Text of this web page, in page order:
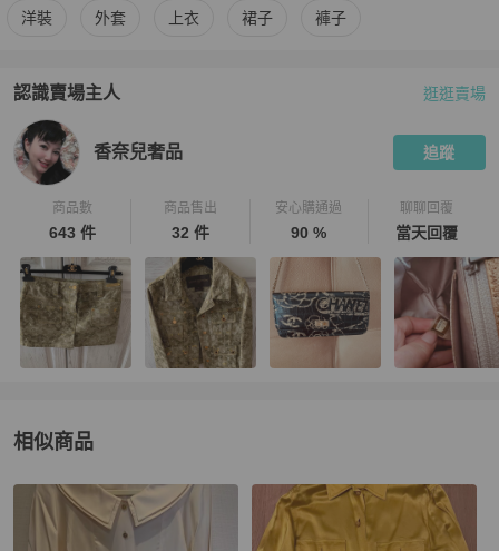
更多Chanel 女裝 相似商品推薦
洋裝 外套 上衣 裙子 褲子
認識賣場主人
PopChill 拍拍圈嚴選賣家
逛逛賣場
香奈兒奢品 追蹤
商品數
643 件
商品售出
32 件
安心購通過
90 %
聊聊回覆
當天回覆
相似商品
更多相似Chanel女裝推薦精品